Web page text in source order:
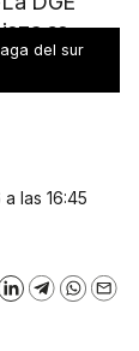
se
del sur
las 16:45
LinkedInTelegram